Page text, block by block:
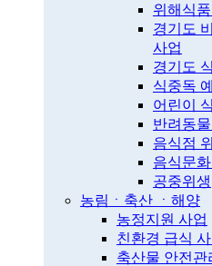
위해식
경기도
사업
경기도
식중독
어린이
반려동
음식점
음식문
공중위생
농림ㆍ축산 ㆍ해양
농정지원 사업
친환경 급식
축산물 안전관